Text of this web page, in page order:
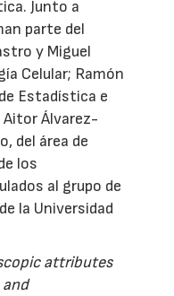
Junto a
parte del
y Miguel
Celular; Ramón
Estadística e
Álvarez-
del área de
los
al grupo de
la Universidad
attributes
and